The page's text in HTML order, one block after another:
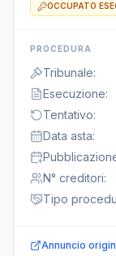
OCCUPATO
PROCEDURA
Tribunale:
Esecuzione:
Tentativo:
Data asta:
N° creditori:
Tipo
Annuncio